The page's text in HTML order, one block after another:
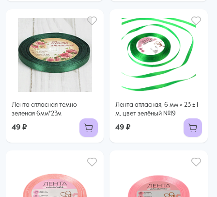
Лента атласная темно
зеленая 6мм*23м
49 ₽
Лента атласная, 6 мм × 23 ± 1
м, цвет зелёный №19
49 ₽